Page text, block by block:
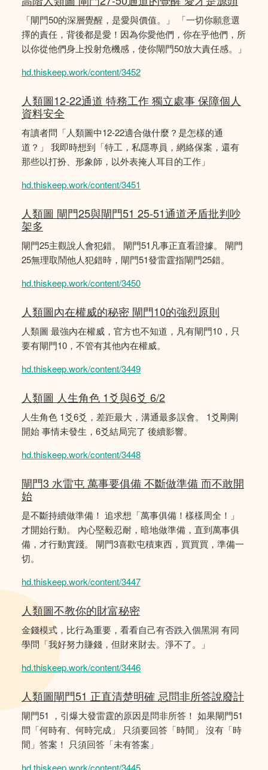
「閘門50的深層覺醒，是愛與價值。」 「一切你願意選
擇的責任，背後都是愛！因為你愛他們，你在乎他們，所
以你從他們身上投射危機感，使你閘門50放大責任感。」
hd.thiskeep.work/content/3452
人類圖12-22通道 特務工作 獨立處事 保障個人
資料安全
有讀者問「人類圖中12-22適合做什麼？是怎樣的通
道？」 我即時想到「特工，私隱專員，網絡保案，還有
那些以打扮、形象師，以外表掩人耳目的工作」
hd.thiskeep.work/content/3451
人類圖 閘門25與閘門51 25-51通道矛盾批判吵
架多
閘門25主觀說人會犯錯。 閘門51凡事正直看證據。 閘門
25無理取鬧他人犯錯時，閘門51發雷霆指閘門25錯。
hd.thiskeep.work/content/3450
人類圖內在權威的秘密 閘門10的強烈原則
人類圖 最強內在權威，官方也不知道，凡有閘門10，只
要有閘門10，不管有其他內在權威。
hd.thiskeep.work/content/3449
人類圖 人生角色 1爻與6爻 6/2
人生角色 1爻6爻，差距最大，溝通最多誤會。 1爻剛剛
開始 事情未發生，6爻結局完了 後續影響。
hd.thiskeep.work/content/3448
閘門3 水雷屯 萬事要俱備 不斷做準備 而不敢開
始
是不斷持續做準備！ 追求想「萬事俱備！樣樣周全！」
才開始行動。 內心堅毅忍耐，暗地做準備，直到萬事俱
備，才行動實踐。 閘門3喜歡屯積東西，買買買，準備一
切。
hd.thiskeep.work/content/3447
人類圖不教你的財富秘密
金錢模式，比行為重要，看看自己有否跌入個黑洞 有同
學問「我好努力賺錢，但財來財去。淨不了。」
hd.thiskeep.work/content/3446
人類圖閘門51 正直清楚明確 忌問非所答說廢計
閘門51 ，引爆大發雷霆的原因是問非所答！ 如果閘門51
問「何時有、何時完成」 只須要回答「時間」 沒有「時
間」答案！ 只須回答「未有答案」
hd.thiskeep.work/content/3445